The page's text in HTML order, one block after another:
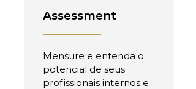
Assessment
Mensure e entenda o
potencial de seus
profissionais internos e